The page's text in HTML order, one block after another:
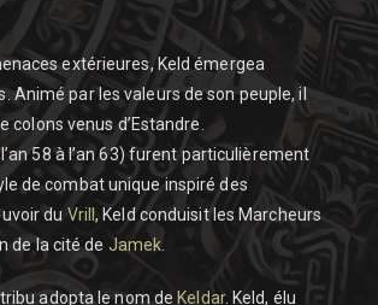
extérieures, Keld émergea
par les valeurs de son peuple, il
venus d’Estandre.
58 à l’an 63) furent particulièrement
de combat unique inspiré des
du Vrill, Keld conduisit les Marcheurs
de la cité de Jamek.
adopta le nom de Keldar. Keld, élu